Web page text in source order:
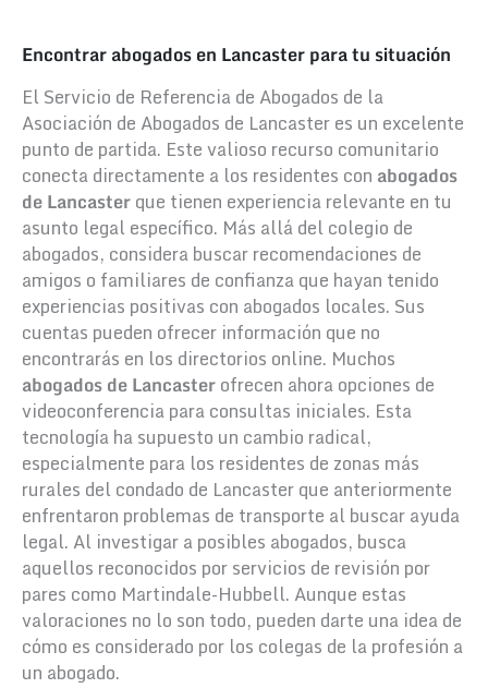
Encontrar abogados en Lancaster para tu situación
El Servicio de Referencia de Abogados de la
Asociación de Abogados de Lancaster es un excelente
punto de partida. Este valioso recurso comunitario
conecta directamente a los residentes con abogados
de Lancasterque tienen experiencia relevante en tu
asunto legal específico. Más allá del colegio de
abogados, considera buscar recomendaciones de
amigos o familiares de confianza que hayan tenido
experiencias positivas con abogados locales. Sus
cuentas pueden ofrecer información que no
encontrarás en los directorios online. Muchos
abogados de Lancasterofrecen ahora opciones de
videoconferencia para consultas iniciales. Esta
tecnología ha supuesto un cambio radical,
especialmente para los residentes de zonas más
rurales del condado de Lancaster que anteriormente
enfrentaron problemas de transporte al buscar ayuda
legal. Al investigar a posibles abogados, busca
aquellos reconocidos por servicios de revisión por
pares como Martindale-Hubbell. Aunque estas
valoraciones no lo son todo, pueden darte una idea de
cómo es considerado por los colegas de la profesión a
un abogado.